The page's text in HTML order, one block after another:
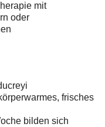
mit
oder
frisches
bilden sich